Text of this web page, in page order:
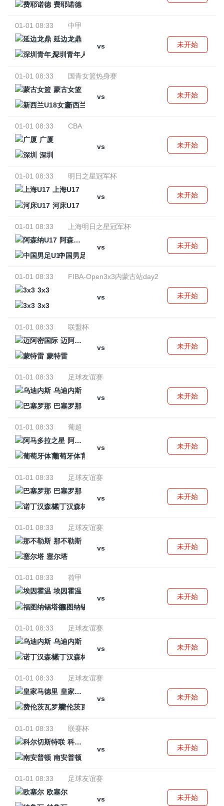
费耶诺德
01-01 08:33
中甲
延边龙鼎
vs
深圳青年人
未开始
01-01 08:33
国青女篮热身赛
蒙古女篮
vs
新西兰U18女篮
未开始
01-01 08:33
CBA
广厦
vs
深圳
未开始
01-01 08:33
明日之星冠军杯
上海U17
vs
河床U17
未开始
01-01 08:33
上海明日之星冠军杯
阿森纳U17
vs
中国男足U17
未开始
01-01 08:33
FIBA-Open3x3内蒙古站day2
3x3
vs
3x3
未开始
01-01 08:33
联盟杯
迈阿密国际
vs
蒙特雷
未开始
01-01 08:33
足球友谊赛
乌迪内斯
vs
巴塞罗那
未开始
01-01 08:33
葡超
阿马多拉之星
vs
葡萄牙体育
未开始
01-01 08:33
足球友谊赛
巴塞罗那
vs
诺丁汉森林
未开始
01-01 08:33
足球友谊赛
那不勒斯
vs
塞尔塔
未开始
01-01 08:33
荷甲
埃因霍温
vs
福图纳锡塔德
未开始
01-01 08:33
足球友谊赛
乌迪内斯
vs
诺丁汉森林
未开始
01-01 08:33
足球友谊赛
皇家马德里
vs
费伦茨瓦罗斯
未开始
01-01 08:33
联赛杯
科尔切斯特联
vs
南安普顿
未开始
01-01 08:33
足球友谊赛
欧塞尔
vs
未开始